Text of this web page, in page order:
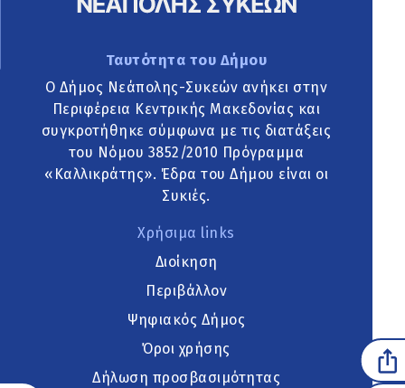
Ταυτότητα του Δήμου
Ο Δήμος Νεάπολης-Συκεών ανήκει στην
Περιφέρεια Κεντρικής Μακεδονίας και
συγκροτήθηκε σύμφωνα με τις διατάξεις
του Νόμου 3852/2010 Πρόγραμμα
«Καλλικράτης». Έδρα του Δήμου είναι οι
Συκιές.
Χρήσιμα links
Διοίκηση
Περιβάλλον
Ψηφιακός Δήμος
Όροι χρήσης
Δήλωση προσβασιμότητας